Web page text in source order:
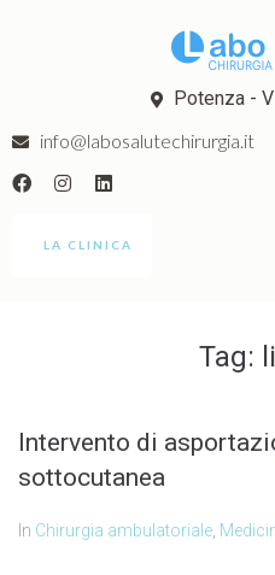
Potenza -
info@labosalutechirurgia.it
LA CLINICA
Tag:
Intervento di
sottocutanea
In Chirurgia ambulatoriale